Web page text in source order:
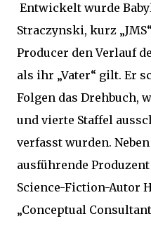
Entwickelt wurde
Straczynski, kurz
Producer den Verlauf
als ihr „Vater“ gilt. Er
Folgen das Drehbuch,
und vierte Staffel
verfasst wurden.
ausführende
Science-Fiction-Autor
„Conceptual